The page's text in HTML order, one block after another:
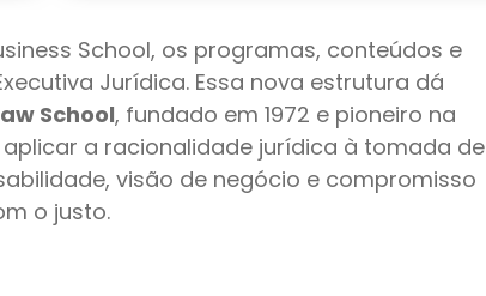
School, os programas, conteúdos e
Jurídica. Essa nova estrutura dá
School, fundado em 1972 e pioneiro na
a racionalidade jurídica à tomada de
visão de negócio e compromisso
o justo.